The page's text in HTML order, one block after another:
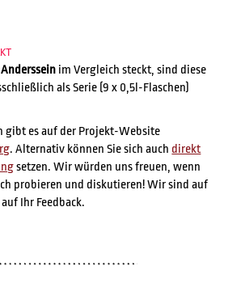
im Vergleich steckt, sind diese
als Serie (9 x 0,5l-Flaschen)
gibt es auf der Projekt-Website
. Alternativ können Sie sich auch direkt
setzen. Wir würden uns freuen, wenn
probieren und diskutieren! Wir sind auf
Ihr Feedback.